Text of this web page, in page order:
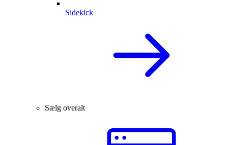
Sidekick
Sælg overalt